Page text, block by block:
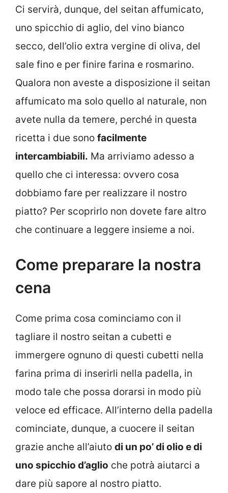
Ci servirà, dunque, del seitan affumicato,
uno spicchio di aglio, del vino bianco
secco, dell’olio extra vergine di oliva, del
sale fino e per finire farina e rosmarino.
Qualora non aveste a disposizione il seitan
affumicato ma solo quello al naturale, non
avete nulla da temere, perché in questa
ricetta i due sono facilmente
intercambiabili. Ma arriviamo adesso a
quello che ci interessa: ovvero cosa
dobbiamo fare per realizzare il nostro
piatto? Per scoprirlo non dovete fare altro
che continuare a leggere insieme a noi.
Come preparare la nostra
cena
Come prima cosa cominciamo con il
tagliare il nostro seitan a cubetti e
immergere ognuno di questi cubetti nella
farina prima di inserirli nella padella, in
modo tale che possa dorarsi in modo più
veloce ed efficace. All’interno della padella
cominciate, dunque, a cuocere il seitan
grazie anche all’aiuto di un po’ di olio e di
uno spicchio d’aglio che potrà aiutarci a
dare più sapore al nostro piatto.